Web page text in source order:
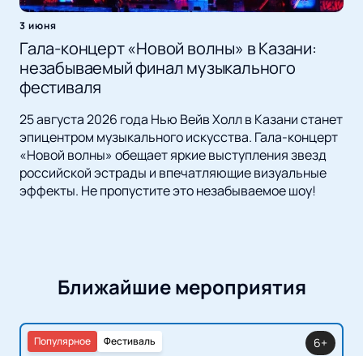
3 июня
Гала-концерт «Новой волны» в Казани:
незабываемый финал музыкального
фестиваля
25 августа 2026 года Нью Вейв Холл в Казани станет
эпицентром музыкального искусства. Гала-концерт
«Новой волны» обещает яркие выступления звезд
российской эстрады и впечатляющие визуальные
эффекты. Не пропустите это незабываемое шоу!
Ближайшие мероприятия
Фестиваль
Популярное
6+